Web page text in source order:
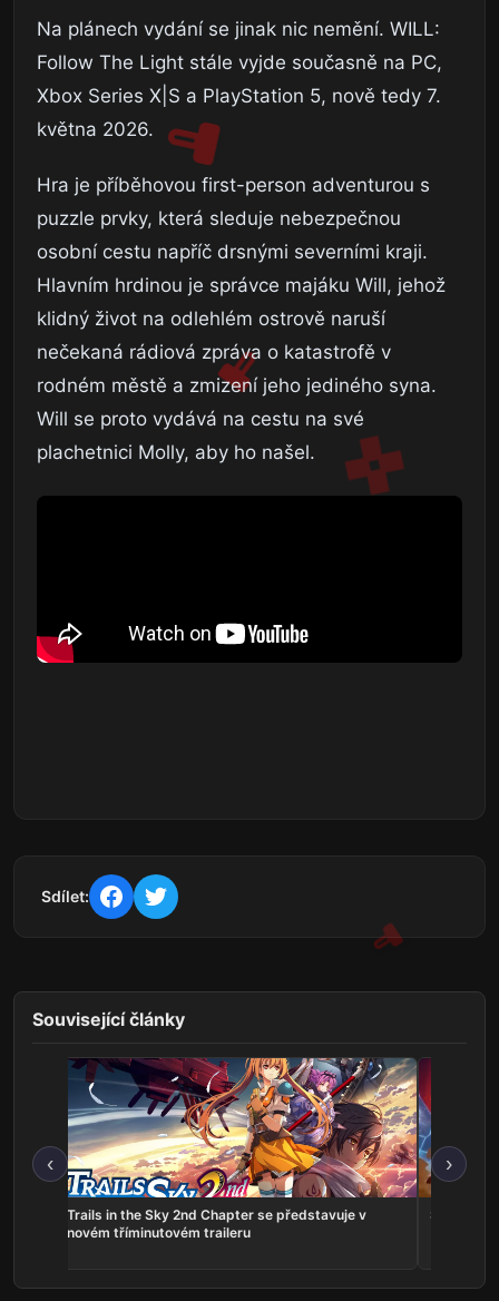
Na plánech vydání se jinak nic nemění. WILL:
Follow The Light stále vyjde současně na PC,
Xbox Series X|S a PlayStation 5, nově tedy 7.
května 2026.
Hra je příběhovou first-person adventurou s
puzzle prvky, která sleduje nebezpečnou
osobní cestu napříč drsnými severními kraji.
Hlavním hrdinou je správce majáku Will, jehož
klidný život na odlehlém ostrově naruší
nečekaná rádiová zpráva o katastrofě v
rodném městě a zmizení jeho jediného syna.
Will se proto vydává na cestu na své
plachetnici Molly, aby ho našel.
Sdílet:
Související články
‹
Trails in the Sky 2nd Chapter se představuje v
novém tříminutovém traileru
Serious
›